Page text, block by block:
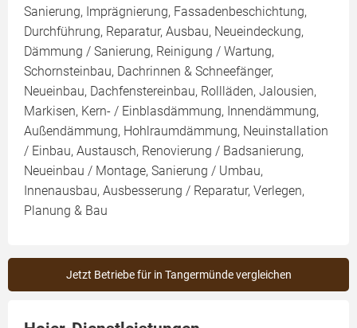
Sanierung, Imprägnierung, Fassadenbeschichtung,
Durchführung, Reparatur, Ausbau, Neueindeckung,
Dämmung / Sanierung, Reinigung / Wartung,
Schornsteinbau, Dachrinnen & Schneefänger,
Neueinbau, Dachfenstereinbau, Rollläden, Jalousien,
Markisen, Kern- / Einblasdämmung, Innendämmung,
Außendämmung, Hohlraumdämmung, Neuinstallation
/ Einbau, Austausch, Renovierung / Badsanierung,
Neueinbau / Montage, Sanierung / Umbau,
Innenausbau, Ausbesserung / Reparatur, Verlegen,
Planung & Bau
Jetzt Betriebe für in Tangermünde vergleichen